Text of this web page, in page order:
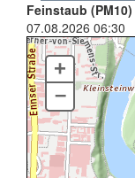
Feinstaub (PM10)
07.08.2026 06:30
+
–